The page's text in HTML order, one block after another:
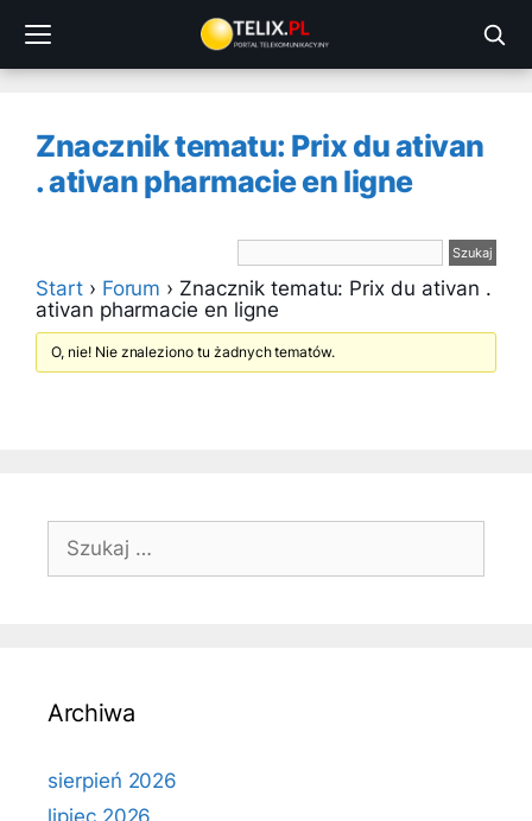
treści
Znacznik tematu: Prix du ativan
. ativan pharmacie en ligne
Start › Forum › Znacznik tematu: Prix du ativan .
ativan pharmacie en ligne
O, nie! Nie znaleziono tu żadnych tematów.
Szukaj:
Archiwa
sierpień 2026
lipiec 2026